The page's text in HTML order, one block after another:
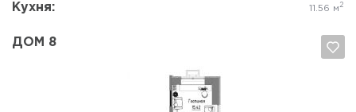
Кухня: 11.56 м 2
ДОМ 8